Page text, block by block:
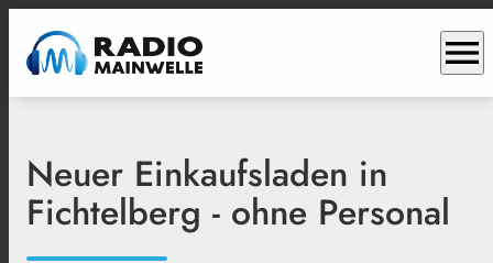
menu
Neuer Einkaufsladen in
Fichtelberg - ohne Personal